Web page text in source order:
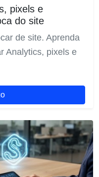
pixels e
do site
de site. Aprenda
Analytics, pixels e